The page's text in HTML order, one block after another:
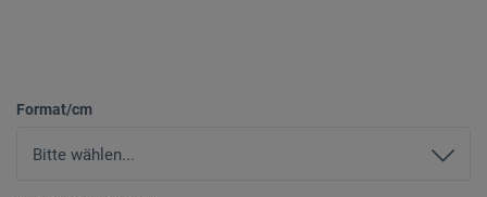
Format/cm